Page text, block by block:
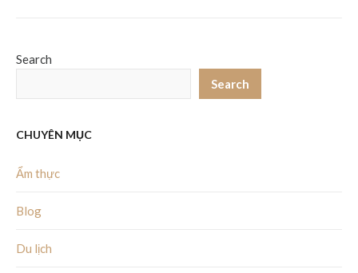
Search
Search
CHUYÊN MỤC
Ẩm thực
Blog
Du lịch